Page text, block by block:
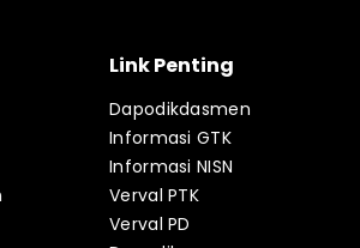
Link Penting
Dapodikdasmen
Informasi GTK
Informasi NISN
Verval PTK
Verval PD